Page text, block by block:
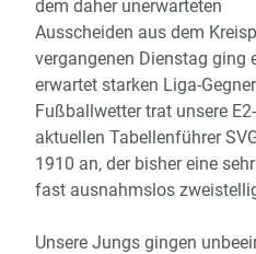
dem daher unerwarteten
Ausscheiden aus dem
vergangenen Dienstag ging
erwartet starken Liga-
Fußballwetter trat unsere
aktuellen Tabellenführer
1910 an, der bisher eine
fast ausnahmslos
Unsere Jungs gingen